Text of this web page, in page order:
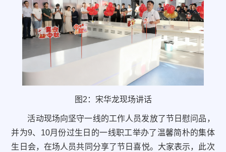
图2：宋华龙现场讲话
活动现场向坚守一线的工作人员发放了节日慰问品，
并为9、 10月份过生日的一线职工举办了温馨简朴的集体
生日会，在场人员共同分享了节日喜悦。大家表示，此次